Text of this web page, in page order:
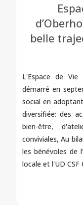
belle
L'Espace de
démarré en
social en
diversifiée: des
bien-être,
conviviales, Au
les bénévoles de
locale et l'UD CSF